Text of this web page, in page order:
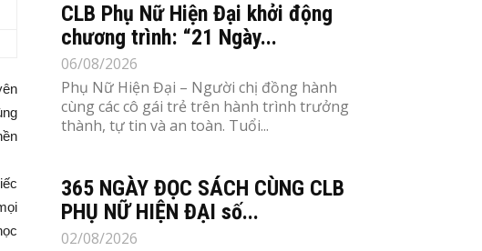
CLB Phụ Nữ Hiện Đại khởi động
chương trình: “21 Ngày...
06/08/2026
Phụ Nữ Hiện Đại – Người chị đồng hành
cùng các cô gái trẻ trên hành trình trưởng
thành, tự tin và an toàn. Tuổi...
365 NGÀY ĐỌC SÁCH CÙNG CLB
PHỤ NỮ HIỆN ĐẠI số...
02/08/2026